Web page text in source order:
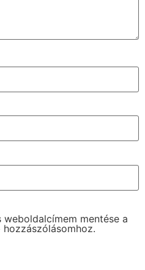
mentése a